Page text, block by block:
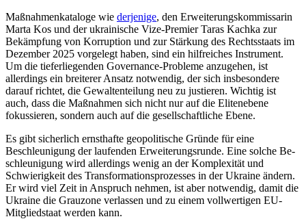
Maßnahmenkataloge wie derjenige, den Erweiterungskommissarin
Marta Kos und der ukrainische Vize-Premier Taras Kachka zur
Bekämpfung von Korruption und zur Stärkung des Rechtsstaats im
Dezember 2025 vorgelegt haben, sind ein hilfreiches Instrument.
Um die tieferliegenden Gover­nance-Probleme anzugehen, ist
allerdings ein breiterer Ansatz notwendig, der sich ins­besondere
darauf richtet, die Gewaltenteilung neu zu justieren. Wichtig ist
auch, dass die Maßnahmen sich nicht nur auf die Elitenebene
fokussieren, sondern auch auf die gesellschaftliche Ebene.
Es gibt sicherlich ernsthafte geopolitische Gründe für eine
Beschleunigung der laufen­den Erweiterungsrunde. Eine solche Be­
schleunigung wird allerdings wenig an der Komplexität und
Schwierigkeit des Trans­formationsprozesses in der Ukraine ändern.
Er wird viel Zeit in Anspruch nehmen, ist aber notwendig, damit die
Ukraine die Grauzone verlassen und zu einem voll­wertigen EU-
Mitgliedstaat werden kann.